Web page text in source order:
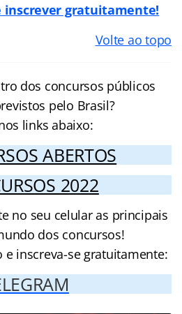
inscrever gratuitamente!
Volte ao topo
dos concursos públicos
pelo Brasil?
links abaixo:
ABERTOS
2022
no seu celular as principais
dos concursos!
e inscreva-se gratuitamente: